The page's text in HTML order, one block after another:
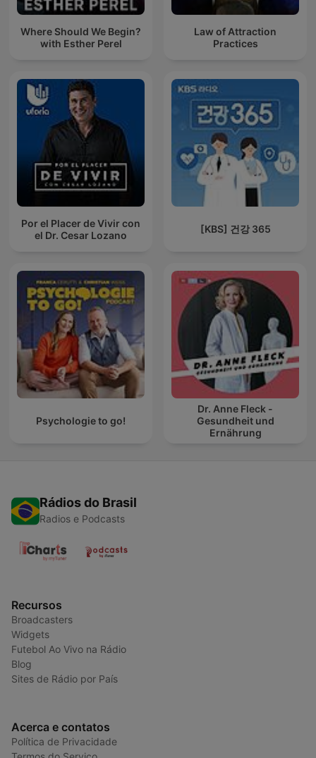
Where Should We Begin?
with Esther Perel
Law of Attraction
Practices
Por el Placer de Vivir con
el Dr. Cesar Lozano
[KBS] 건강 365
Psychologie to go!
Dr. Anne Fleck -
Gesundheit und
Ernährung
Rádios do Brasil
Radios e Podcasts
Recursos
Broadcasters
Widgets
Futebol Ao Vivo na Rádio
Blog
Sites de Rádio por País
Acerca e contatos
Política de Privacidade